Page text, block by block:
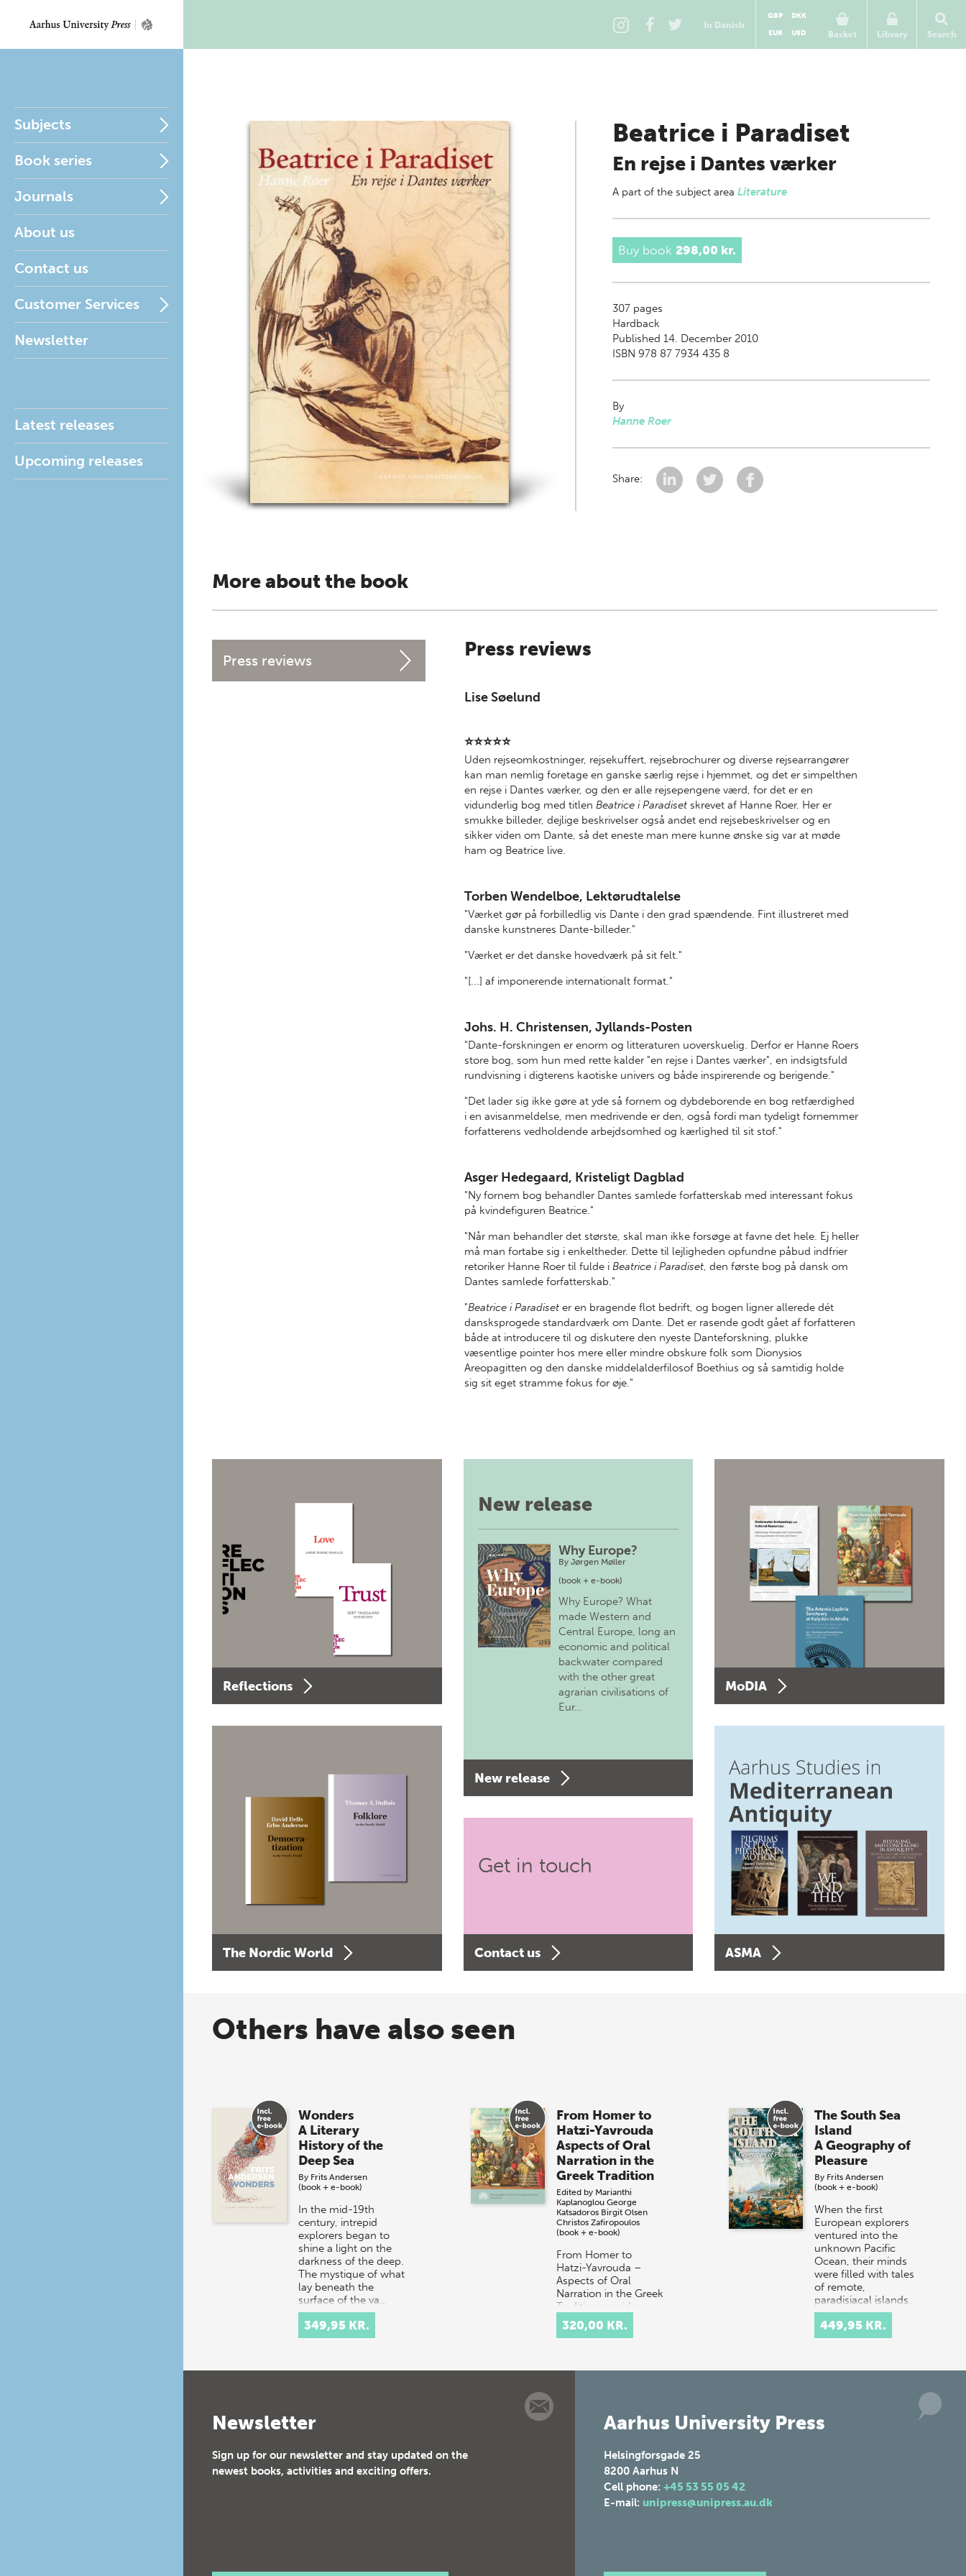
In Danish
Basket
GBP
DKK
EUR
USD Library Search
Subjects
Book series
Journals
About us
Contact us
Customer Services
Newsletter
Latest releases
Upcoming releases
Beatrice i Paradiset
En rejse i Dantes værker
A part of the subject area Literature
Buy book 298,00 kr.
307pages
Hardback
Published 14. December 2010
ISBN 978 87 7934 435 8
By
Hanne Roer
Share:
More about the book
Press reviews Press reviews
Lise Søelund
⭐⭐⭐⭐⭐
Uden rejseomkostninger, rejsekuffert, rejsebrochurer og diverse rejsearrangører
kan man nemlig foretage en ganske særlig rejse i hjemmet, og det er simpelthen
en rejse i Dantes værker, og den er alle rejsepengene værd, for det er en
vidunderlig bog med titlenBeatrice i Paradiset skrevet af Hanne Roer. Her er
smukke billeder, dejlige beskrivelser også andet end rejsebeskrivelser og en
sikker viden om Dante, så det eneste man mere kunne ønske sig var at møde
ham og Beatrice live.
Torben Wendelboe, Lektørudtalelse
"Værket gør på forbilledlig vis Dante i den grad spændende. Fint illustreret med
danske kunstneres Dante-billeder."
"Værket er det danske hovedværk på sit felt."
"[...] af imponerende internationalt format."
Johs. H. Christensen, Jyllands-Posten
"Dante-forskningen er enorm og litteraturen uoverskuelig. Derfor er Hanne Roers
store bog, som hun med rette kalder "en rejse i Dantes værker", en indsigtsfuld
rundvisning i digterens kaotiske univers og både inspirerende og berigende."
"Det lader sig ikke gøre at yde så fornem og dybdeborende en bog retfærdighed
i en avisanmeldelse, men medrivende er den, også fordi man tydeligt fornemmer
forfatterens vedholdende arbejdsomhed og kærlighed til sit stof."
Asger Hedegaard, Kristeligt Dagblad
"Ny fornem bog behandler Dantes samlede forfatterskab med interessant fokus
på kvindefiguren Beatrice."
"Når man behandler det største, skal man ikke forsøge at favne det hele. Ej heller
må man fortabe sig i enkeltheder. Dette til lejligheden opfundne påbud indfrier
retoriker Hanne Roer til fulde iBeatrice i Paradiset, den første bog på dansk om
Dantes samlede forfatterskab."
"Beatrice i Paradiset er en bragende flot bedrift, og bogen ligner allerede dét
dansksprogede standardværk om Dante. Det er rasende godt gået af forfatteren
både at introducere til og diskutere den nyeste Danteforskning, plukke
væsentlige pointer hos mere eller mindre obskure folk som Dionysios
Areopagitten og den danske middelalderfilosof Boethius og så samtidig holde
sig sit eget stramme fokus for øje."
Reflections
The Nordic World
New release
Why Europe?
By Jørgen Møller
(book + e-book)
Why Europe? What
made Western and
Central Europe, long an
economic and political
backwater compared
with the other great
agrarian civilisations of
Eur…
New release
Get in touch
Contact us
MoDIA
ASMA
Others have also seen
Wonders
A Literary
History of the
Deep Sea
By Frits Andersen
(book + e-book)
In the mid-19th
century, intrepid
explorers began to
shine a light on the
darkness of the deep.
The mystique of what
lay beneath the
surface of the va…
349,95 KR.
From Homer to
Hatzi-Yavrouda
Aspects of Oral
Narration in the
Greek Tradition
Edited by Marianthi
Kaplanoglou George
Katsadoros Birgit Olsen
Christos Zafiropoulos
(book + e-book)
From Homer to
Hatzi-Yavrouda –
Aspects of Oral
Narration in the Greek
Tradition provides a
multidisciplinary
discussion of the
320,00 KR.
The South Sea
Island
A Geography of
Pleasure
By Frits Andersen
(book + e-book)
When the first
European explorers
ventured into the
unknown Pacific
Ocean, their minds
were filled with tales
of remote,
paradisiacal islands.
Hopeful…
449,95 KR.
Newsletter
Sign up for our newsletter and stay updated on the
newest books, activities and exciting offers.
Aarhus University Press
Helsingforsgade 25
8200 Aarhus N
Cell phone: +45 53 55 05 42
E-mail: unipress@unipress.au.dk